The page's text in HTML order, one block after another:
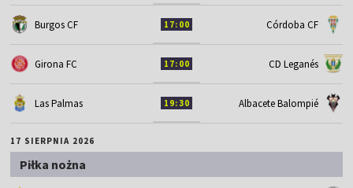
Burgos CF 17:00 Córdoba CF
Girona FC 17:00 CD Leganés
Las Palmas 19:30 Albacete Balompié
17 SIERPNIA 2026
Piłka nożna